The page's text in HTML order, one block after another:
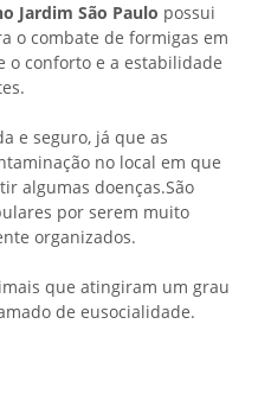
Jardim São Paulo possui
o combate de formigas em
o conforto e a estabilidade
e seguro, já que as
no local em que
algumas doenças.São
por serem muito
organizados.
que atingiram um grau
de eusocialidade.